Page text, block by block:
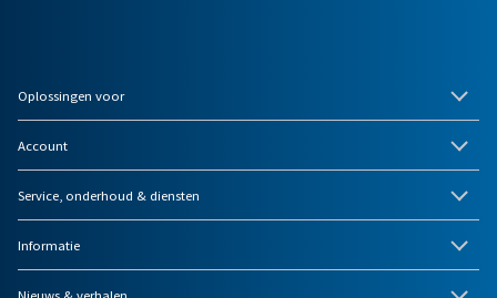
Oplossingen voor
Account
Service, onderhoud & diensten
Informatie